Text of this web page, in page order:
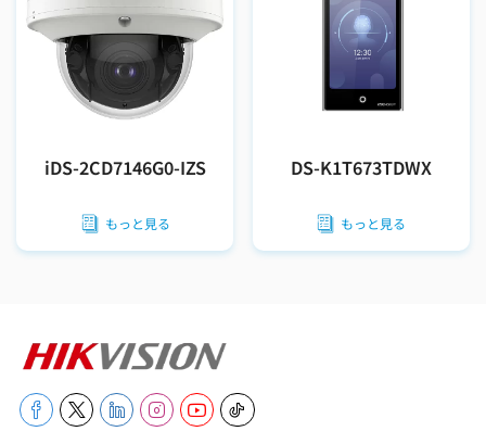
iDS-2CD7146G0-IZS
もっと見る
DS-K1T673TDWX
もっと見る